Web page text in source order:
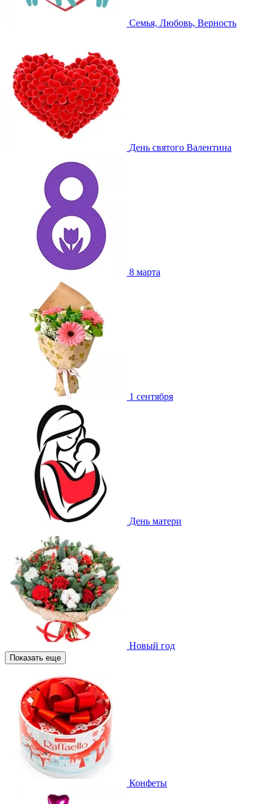
Семья, Любовь, Верность
День святого Валентина
8 марта
1 сентября
День матери
Новый год
Показать еще
Конфеты